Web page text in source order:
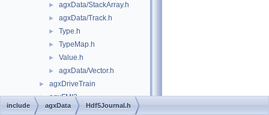
► agxData/StackArray.h
► agxData/Track.h
► Type.h
► TypeMap.h
► Value.h
► agxData/Vector.h
► agxDriveTrain
► agxFMI2
agxGL
include agxData Hdf5Journal.h